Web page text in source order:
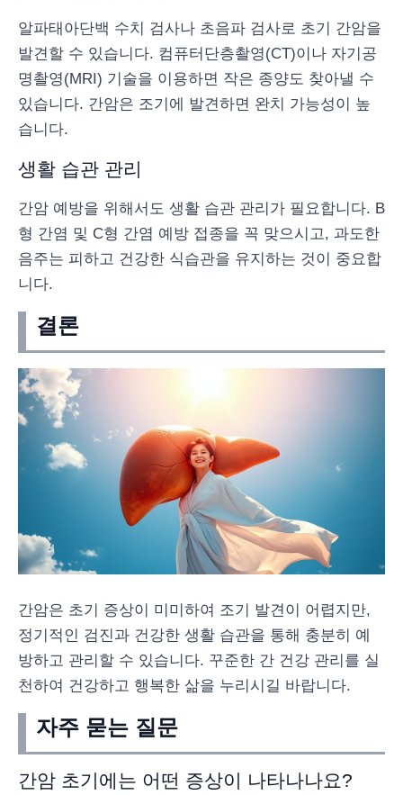
알파태아단백 수치 검사나 초음파 검사로 초기 간암을
발견할 수 있습니다. 컴퓨터단층촬영(CT)이나 자기공
명촬영(MRI) 기술을 이용하면 작은 종양도 찾아낼 수
있습니다. 간암은 조기에 발견하면 완치 가능성이 높
습니다.
생활 습관 관리
간암 예방을 위해서도 생활 습관 관리가 필요합니다. B
형 간염 및 C형 간염 예방 접종을 꼭 맞으시고, 과도한
음주는 피하고 건강한 식습관을 유지하는 것이 중요합
니다.
결론
간암은 초기 증상이 미미하여 조기 발견이 어렵지만,
정기적인 검진과 건강한 생활 습관을 통해 충분히 예
방하고 관리할 수 있습니다. 꾸준한 간 건강 관리를 실
천하여 건강하고 행복한 삶을 누리시길 바랍니다.
자주 묻는 질문
간암 초기에는 어떤 증상이 나타나나요?